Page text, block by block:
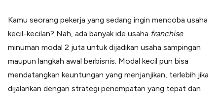
Konstruksi
Kelola Pembayaran Termin Proyek
Health & Beauty
Terima Pembayaran Instan Dan CC
Kamu seorang pekerja yang sedang ingin mencoba usaha
kecil-kecilan? Nah, ada banyak ide usaha franchise
minuman modal 2 juta untuk dijadikan usaha sampingan
maupun langkah awal berbisnis. Modal kecil pun bisa
mendatangkan keuntungan yang menjanjikan, terlebih jika
dijalankan dengan strategi penempatan yang tepat dan